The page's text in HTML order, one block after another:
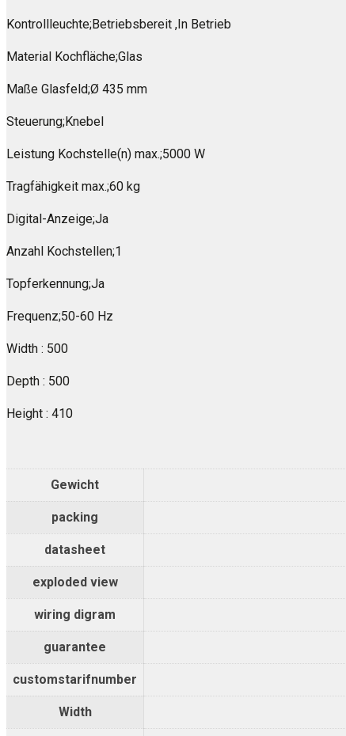
Kontrollleuchte;Betriebsbereit ,In Betrieb
Material Kochfläche;Glas
Maße Glasfeld;Ø 435 mm
Steuerung;Knebel
Leistung Kochstelle(n) max.;5000 W
Tragfähigkeit max.;60 kg
Digital-Anzeige;Ja
Anzahl Kochstellen;1
Topferkennung;Ja
Frequenz;50-60 Hz
Width : 500
Depth : 500
Height : 410
Gewicht
packing
datasheet
exploded view
wiring digram
guarantee
customstarifnumber
Width